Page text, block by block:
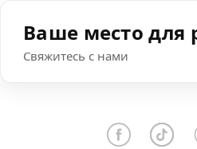
Ваше место для
Свяжитесь с нами